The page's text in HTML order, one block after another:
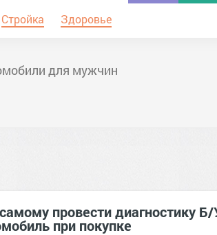
Стройка Здоровье
для мужчин
провести диагностику
при покупке